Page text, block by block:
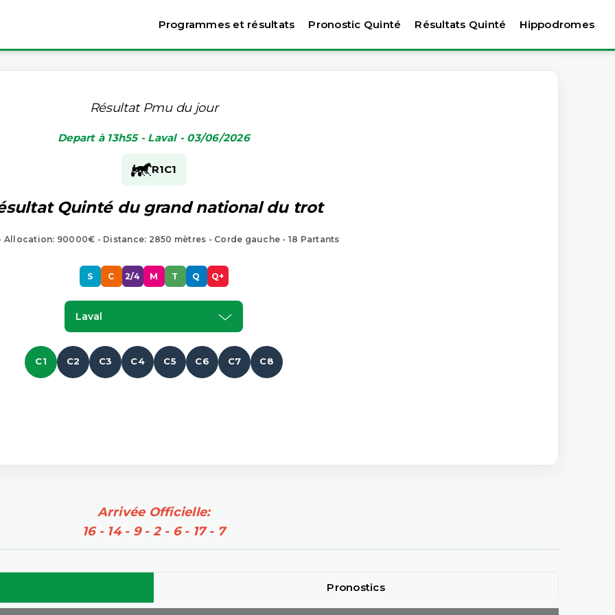
Programmes et résultats Pronostic Quinté Résultats Quinté Hippodromes
Résultat Pmu du jour
Depart à 13h55 - Laval - 03/06/2026
R1C1
Quinté du grand national du trot
Allocation: 90000€ - Distance: 2850 mètres - Corde gauche - 18 Partants
S C 2/4 M T Q Q+
Laval
C1 C2 C3 C4 C5 C6 C7 C8
Arrivée Officielle:
16 - 14 - 9 - 2 - 6 - 17 - 7
Pronostics